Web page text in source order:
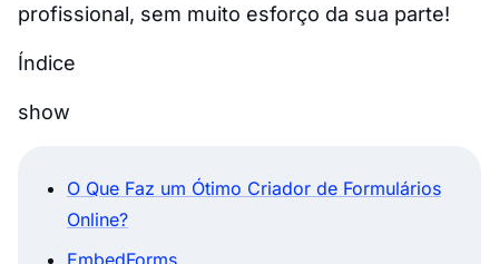
profissional, sem muito esforço da sua parte!
Índice
show
O Que Faz um Ótimo Criador de Formulários
Online?
EmbedForms